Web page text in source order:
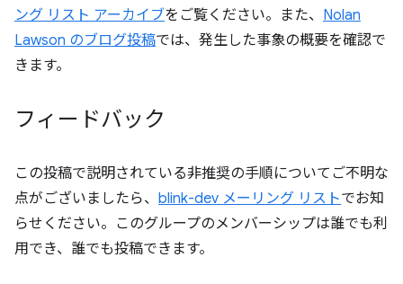
ング リスト アーカイブをご覧ください。また、 Nolan
Lawson のブログ投稿では、発生した事象の概要を確認で
きます。
フィードバック
この投稿で説明されている非推奨の手順についてご不明な
点がございましたら、 blink-dev メーリング リストでお知
らせください。
このグループのメンバーシップは誰でも利
用でき、誰でも投稿できます。